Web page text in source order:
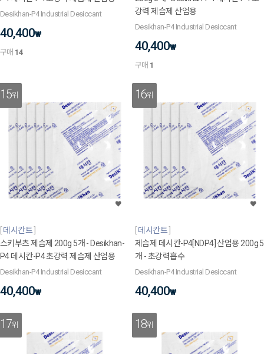
Desikhan-P4 Industrial Desiccant
40,400₩
구매 14
강력 제습제 산업용
Desikhan-P4 Industrial Desiccant
40,400₩
구매 1
15위
데시칸트
스키부츠 제습제 200g 5개 - Desikhan-
P4 데시칸-P4 초강력 제습제 산업용
Desikhan-P4 Industrial Desiccant
40,400₩
16위
데시칸트
제습제 데시칸-P4[NDP4] 산업용 200g 5
개 - 초강력흡수
Desikhan-P4 Industrial Desiccant
40,400₩
17위 18위